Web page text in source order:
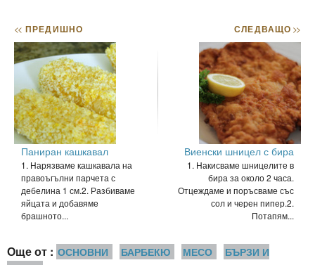
<< ПРЕДИШНО
Паниран кашкавал
1. Нарязваме кашкавала на
правоъгълни парчета с
дебелина 1 см.2. Разбиваме
яйцата и добавяме
брашното...
СЛЕДВАЩО>>
Виенски шницел с бира
1. Накисваме шницелите в
бира за около 2 часа.
Отцеждаме и поръсваме със
сол и черен пипер.2.
Потапям...
Още от : ОСНОВНИ БАРБЕКЮ МЕСО
БЪРЗИ И